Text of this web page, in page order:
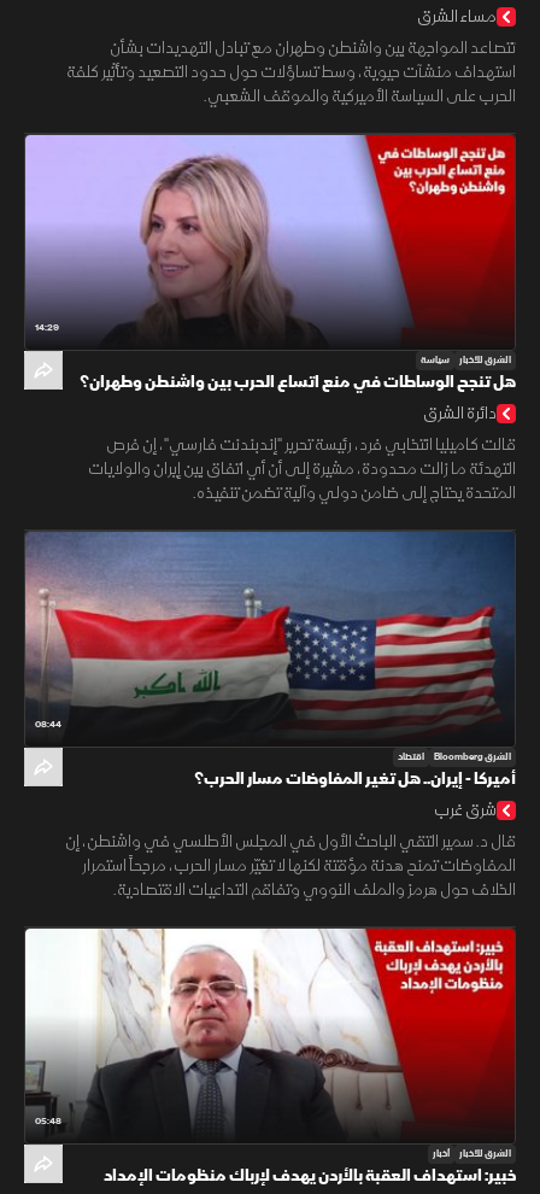
مساء الشرق
تتصاعد المواجهة بين واشنطن وطهران مع تبادل التهديدات بشأن
استهداف منشآت حيوية، وسط تساؤلات حول حدود التصعيد وتأثير كلفة
الحرب على السياسة الأميركية والموقف الشعبي.
14:29
الشرق للأخبار سياسة
هل تنجح الوساطات في منع اتساع الحرب بين واشنطن وطهران؟
دائرة الشرق
قالت كاميليا انتخابي فرد، رئيسة تحرير "إندبندنت فارسي"، إن فرص
التهدئة ما زالت محدودة، مشيرة إلى أن أي اتفاق بين إيران والولايات
المتحدة يحتاج إلى ضامن دولي وآلية تضمن تنفيذه.
08:44
الشرق Bloomberg اقتصاد
أميركا - إيران.. هل تغير المفاوضات مسار الحرب؟
شرق غرب
قال د. سمير التقي الباحث الأول في المجلس الأطلسي في واشنطن، إن
المفاوضات تمنح هدنة مؤقتة لكنها لا تغيّر مسار الحرب، مرجحاً استمرار
الخلاف حول هرمز والملف النووي وتفاقم التداعيات الاقتصادية.
05:48
الشرق للأخبار أخبار
خبير: استهداف العقبة بالأردن يهدف لإرباك منظومات الإمداد